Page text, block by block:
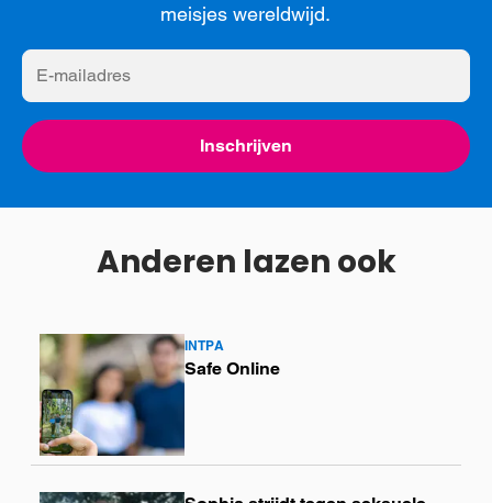
meisjes wereldwijd.
E-
mailadres
Inschrijven
Anderen lazen ook
INTPA
Safe Online
Lees
meer